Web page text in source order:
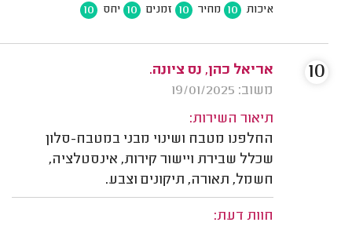
איכות 10 מחיר 10 זמנים 10 יחס 10
אריאל כהן, נס ציונה.
משוב: 19/01/2025
תיאור השירות:
החלפנו מטבח ושינוי מבני במטבח-סלון
שכלל שבירת ויישור קירות, אינסטלציה,
חשמל, תאורה, תיקונים וצבע.
חוות דעת:
10